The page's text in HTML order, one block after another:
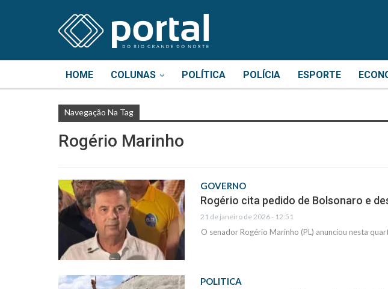
HOME COLUNAS POLÍTICA POLÍCIA ESPORTE
Navegação Na Tag
Rogério Marinho
GOVERNO
Rogério cita pedido de Bolsonaro e
21 de janeiro de 2026 - 12:51
O senador Rogério Marinho (PL) anunciou nesta
POLITICA